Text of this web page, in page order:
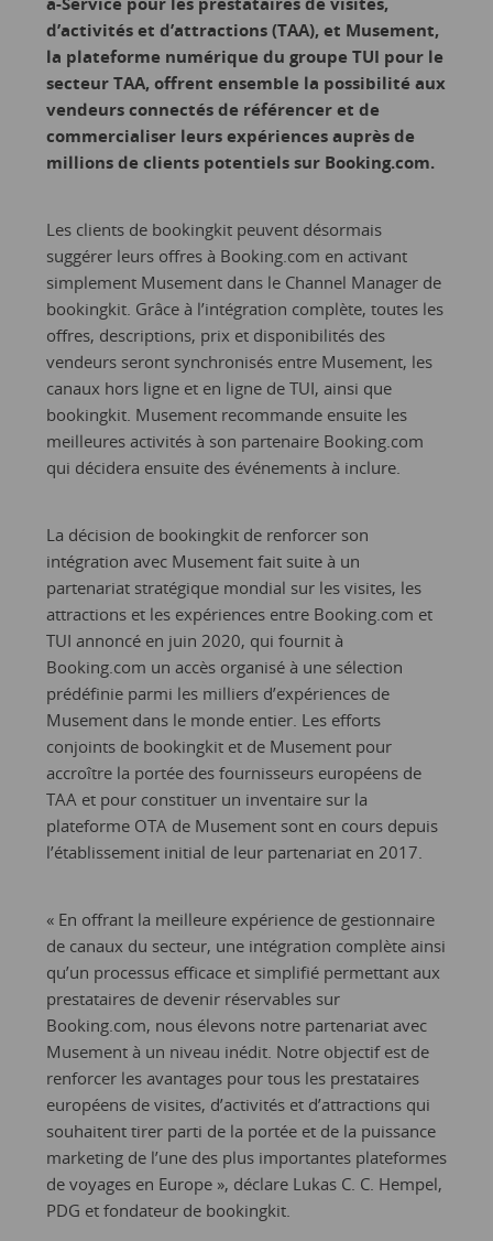
d’activités et d’attractions (TAA), et Musement,
la plateforme numérique du groupe TUI pour le
secteur TAA, offrent ensemble la possibilité aux
vendeurs connectés de référencer et de
commercialiser leurs expériences auprès de
millions de clients potentiels sur Booking.com.
Les clients de bookingkit peuvent désormais
suggérer leurs offres à Booking.com en activant
simplement Musement dans le Channel Manager de
bookingkit. Grâce à l’intégration complète, toutes les
offres, descriptions, prix et disponibilités des
vendeurs seront synchronisés entre Musement, les
canaux hors ligne et en ligne de TUI, ainsi que
bookingkit. Musement recommande ensuite les
meilleures activités à son partenaire Booking.com
qui décidera ensuite des événements à inclure.
La décision de bookingkit de renforcer son
intégration avec Musement fait suite à un
partenariat stratégique mondial sur les visites, les
attractions et les expériences entre Booking.com et
TUI annoncé en juin 2020, qui fournit à
Booking.com un accès organisé à une sélection
prédéfinie parmi les milliers d’expériences de
Musement dans le monde entier. Les efforts
conjoints de bookingkit et de Musement pour
accroître la portée des fournisseurs européens de
TAA et pour constituer un inventaire sur la
plateforme OTA de Musement sont en cours depuis
l’établissement initial de leur partenariat en 2017.
« En offrant la meilleure expérience de gestionnaire
de canaux du secteur, une intégration complète ainsi
qu’un processus efficace et simplifié permettant aux
prestataires de devenir réservables sur
Booking.com, nous élevons notre partenariat avec
Musement à un niveau inédit. Notre objectif est de
renforcer les avantages pour tous les prestataires
européens de visites, d’activités et d’attractions qui
souhaitent tirer parti de la portée et de la puissance
marketing de l’une des plus importantes plateformes
de voyages en Europe », déclare Lukas C. C. Hempel,
PDG et fondateur de bookingkit.